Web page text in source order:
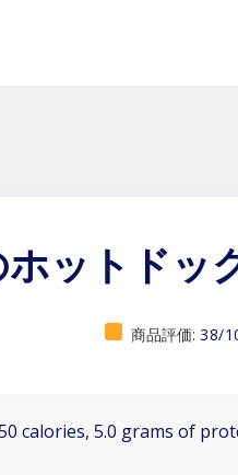
ットドッ
商品評価: 38/
calories, 5.0 grams of